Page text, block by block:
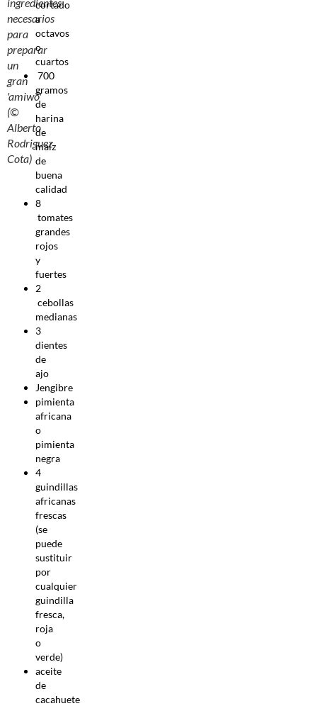
ingredientes
necesarios
para
preparar
un
gran
'amiwó'
(©
Alberto
Rodriguez
Cota)
cortado
a
octavos
o
cuartos
700
gramos
de
harina
de
maíz
de
buena
calidad
8
tomates
grandes
rojos
y
fuertes
2
cebollas
medianas
3
dientes
de
ajo
Jengibre
pimienta
africana
o
pimienta
negra
4
guindillas
africanas
frescas
(se
puede
sustituir
por
cualquier
guindilla
fresca,
roja
o
verde)
aceite
de
cacahuete